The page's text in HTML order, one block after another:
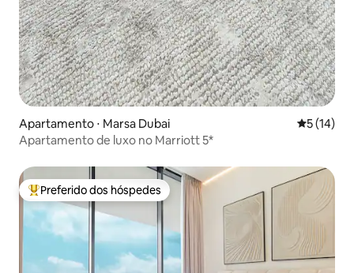
Apartamento ⋅ Marsa Dubai 5 de uma
5 (14)
Apartamento de luxo no Marriott 5*
Entre os melhores preferidos dos hóspedes
Preferido dos hóspedes